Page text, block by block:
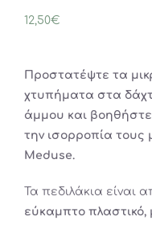
12,50€
Προστατέψτε τα
χτυπήματα στα
άμμου και
την ισορροπία
Meduse.
Τα πεδιλάκια είναι
εύκαμπτο πλαστικό,